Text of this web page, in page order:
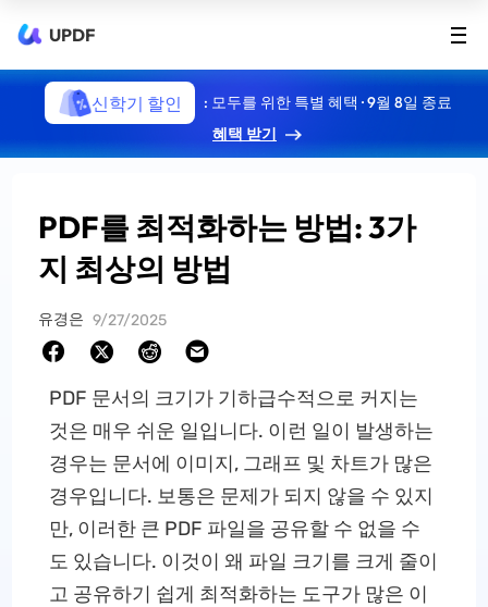
UPDF
신학기 할인
: 모두를 위한 특별 혜택 · 9월 8일 종료
혜택 받기
PDF를 최적화하는 방법: 3가
지 최상의 방법
유경은 9/27/2025
PDF 문서의 크기가 기하급수적으로 커지는
것은 매우 쉬운 일입니다. 이런 일이 발생하는
경우는 문서에 이미지, 그래프 및 차트가 많은
경우입니다. 보통은 문제가 되지 않을 수 있지
만, 이러한 큰 PDF 파일을 공유할 수 없을 수
도 있습니다. 이것이 왜 파일 크기를 크게 줄이
고 공유하기 쉽게 최적화하는 도구가 많은 이